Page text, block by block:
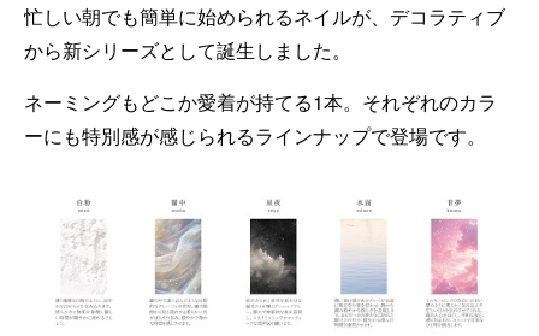
忙しい朝でも簡単に始められるネイルが、デコラティブ
から新シリーズとして誕生しました。
ネーミングもどこか愛着が持てる1本。それぞれのカラ
ーにも特別感が感じられるラインナップで登場です。